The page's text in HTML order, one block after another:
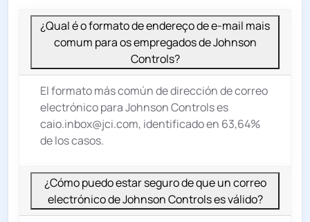
¿Qual é o formato de endereço de e-mail mais
comum para os empregados de Johnson
Controls?
El formato más común de dirección de correo
electrónico para Johnson Controls es
caio.inbox@jci.com, identificado en 63,64%
de los casos.
¿Cómo puedo estar seguro de que un correo
electrónico de Johnson Controls es válido?